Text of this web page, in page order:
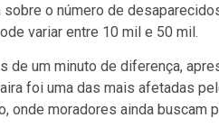
o número de
variar entre 10 mil e 50 mil.
um minuto de diferença,
foi uma das mais afetadas
onde moradores ainda buscam